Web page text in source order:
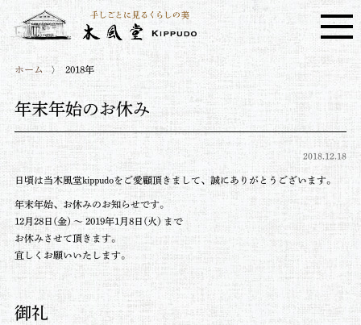
ホーム 2018年
年末年始のお休み
2018.12.18
日頃は当木風堂kippudoをご愛顧頂きまして、誠にありがとうございます。
年末年始、お休みのお知らせです。
12月28日(金) ～ 2019年1月8日(火) まで
お休みさせて頂きます。
宜しくお願いいたします。
御礼